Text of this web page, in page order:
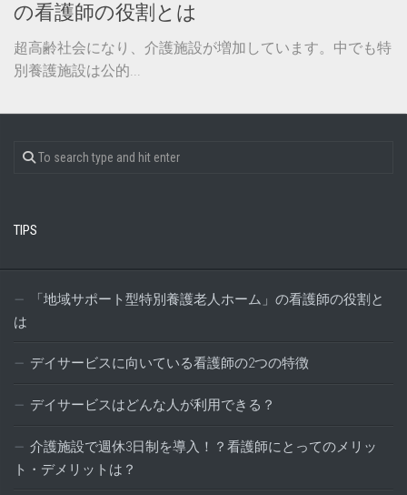
の看護師の役割とは
超高齢社会になり、介護施設が増加しています。中でも特
別養護施設は公的...
TIPS
「地域サポート型特別養護老人ホーム」の看護師の役割と
は
デイサービスに向いている看護師の2つの特徴
デイサービスはどんな人が利用できる？
介護施設で週休3日制を導入！？看護師にとってのメリッ
ト・デメリットは？